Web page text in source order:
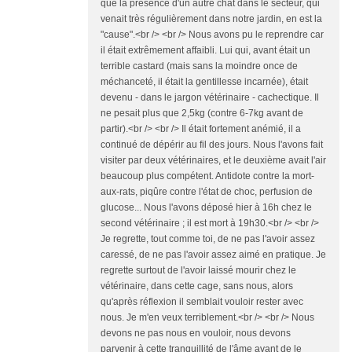
que la présence d'un autre chat dans le secteur, qui
venait très régulièrement dans notre jardin, en est la
"cause".<br /> <br /> Nous avons pu le reprendre car
il était extrêmement affaibli. Lui qui, avant était un
terrible castard (mais sans la moindre once de
méchanceté, il était la gentillesse incarnée), était
devenu - dans le jargon vétérinaire - cachectique. Il
ne pesait plus que 2,5kg (contre 6-7kg avant de
partir).<br /> <br /> Il était fortement anémié, il a
continué de dépérir au fil des jours. Nous l'avons fait
visiter par deux vétérinaires, et le deuxième avait l'air
beaucoup plus compétent. Antidote contre la mort-
aux-rats, piqûre contre l'état de choc, perfusion de
glucose... Nous l'avons déposé hier à 16h chez le
second vétérinaire ; il est mort à 19h30.<br /> <br />
Je regrette, tout comme toi, de ne pas l'avoir assez
caressé, de ne pas l'avoir assez aimé en pratique. Je
regrette surtout de l'avoir laissé mourir chez le
vétérinaire, dans cette cage, sans nous, alors
qu'après réflexion il semblait vouloir rester avec
nous. Je m'en veux terriblement.<br /> <br /> Nous
devons ne pas nous en vouloir, nous devons
parvenir à cette tranquillité de l'âme avant de le